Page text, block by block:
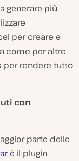
generare più
per creare e
come per altre
per rendere tutto
con
parte delle
è il plugin